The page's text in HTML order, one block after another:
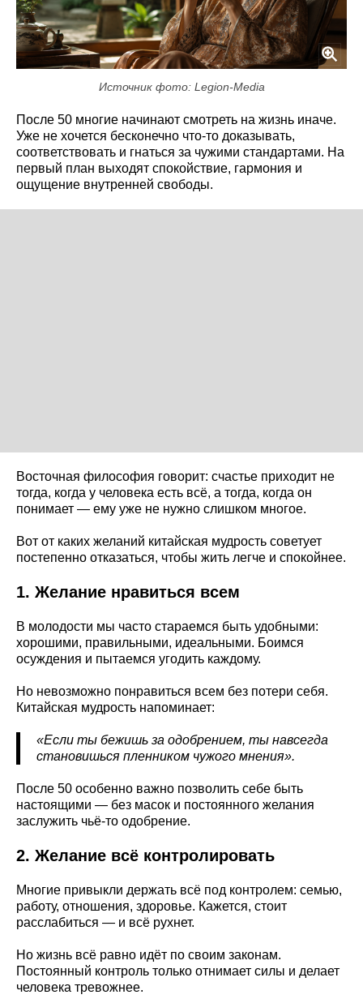
Источник фото: Legion-Media
После 50 многие начинают смотреть на жизнь иначе.
Уже не хочется бесконечно что-то доказывать,
соответствовать и гнаться за чужими стандартами. На
первый план выходят спокойствие, гармония и
ощущение внутренней свободы.
Восточная философия говорит: счастье приходит не
тогда, когда у человека есть всё, а тогда, когда он
понимает — ему уже не нужно слишком многое.
Вот от каких желаний китайская мудрость советует
постепенно отказаться, чтобы жить легче и спокойнее.
1. Желание нравиться всем
В молодости мы часто стараемся быть удобными:
хорошими, правильными, идеальными. Боимся
осуждения и пытаемся угодить каждому.
Но невозможно понравиться всем без потери себя.
Китайская мудрость напоминает:
«Если ты бежишь за одобрением, ты навсегда
становишься пленником чужого мнения».
После 50 особенно важно позволить себе быть
настоящими — без масок и постоянного желания
заслужить чьё-то одобрение.
2. Желание всё контролировать
Многие привыкли держать всё под контролем: семью,
работу, отношения, здоровье. Кажется, стоит
расслабиться — и всё рухнет.
Но жизнь всё равно идёт по своим законам.
Постоянный контроль только отнимает силы и делает
человека тревожнее.